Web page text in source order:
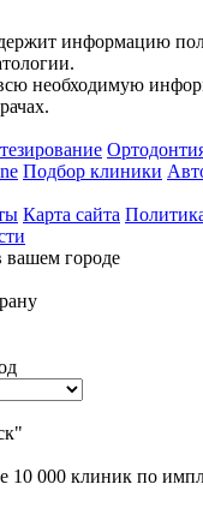
информацию
необходимую
Подбор клиники
Карта сайта
городе
10 000 клиник по